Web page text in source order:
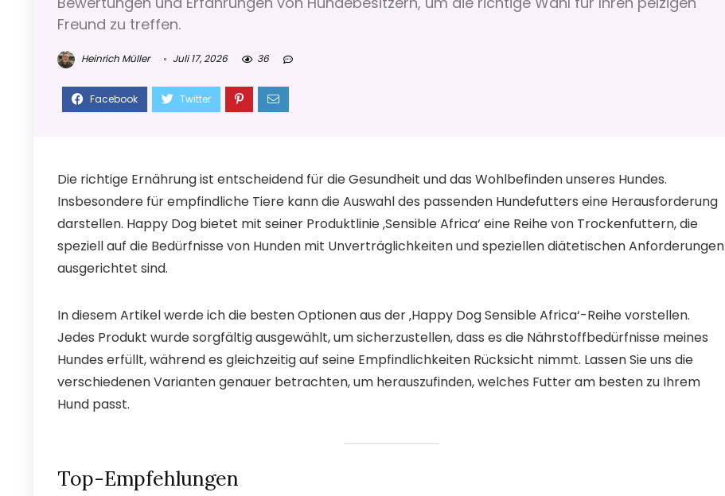
Freund zu treffen.
Heinrich Müller Juli 17, 2026 36
Die richtige Ernährung ist entscheidend für die Gesundheit und das Wohlbefinden unseres Hundes.
Insbesondere für empfindliche Tiere kann die Auswahl des passenden Hundefutters eine Herausforderung
darstellen. Happy Dog bietet mit seiner Produktlinie ‚Sensible Africa‘ eine Reihe von Trockenfuttern, die
speziell auf die Bedürfnisse von Hunden mit Unverträglichkeiten und speziellen diätetischen Anforderungen
ausgerichtet sind.
In diesem Artikel werde ich die besten Optionen aus der ‚Happy Dog Sensible Africa‘-Reihe vorstellen.
Jedes Produkt wurde sorgfältig ausgewählt, um sicherzustellen, dass es die Nährstoffbedürfnisse meines
Hundes erfüllt, während es gleichzeitig auf seine Empfindlichkeiten Rücksicht nimmt. Lassen Sie uns die
verschiedenen Varianten genauer betrachten, um herauszufinden, welches Futter am besten zu Ihrem
Hund passt.
Top-Empfehlungen